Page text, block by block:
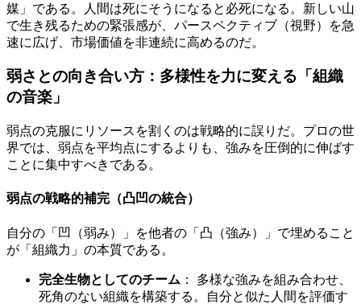
媒」である。人間は死にそうになると必死になる。新しい山
で生き残るための緊張感が、パースペクティブ（視野）を急
速に広げ、市場価値を非連続に高めるのだ。
弱さとの向き合い方：多様性を力に変える「組織
の音楽」
弱点の克服にリソースを割くのは戦略的に誤りだ。プロの世
界では、弱点を平均点にするよりも、強みを圧倒的に伸ばす
ことに集中すべきである。
弱点の戦略的補完（凸凹の統合）
自分の「凹（弱み）」を他者の「凸（強み）」で埋めること
が「組織力」の本質である。
完全生物としてのチーム ： 多様な強みを組み合わせ、
死角のない組織を構築する。自分と似た人間を評価す